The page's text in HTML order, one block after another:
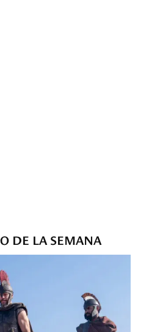
DE LA SEMANA